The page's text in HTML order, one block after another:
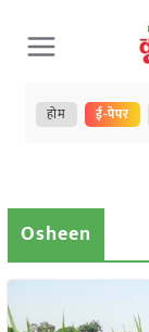
Skip
to
content
होम ई-पेपर
Osheen